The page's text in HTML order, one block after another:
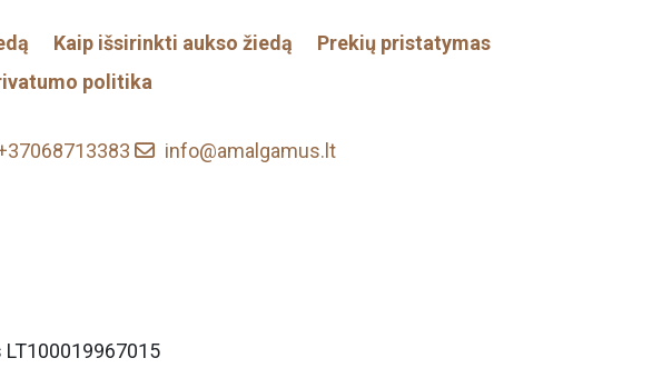
Kaip išsirinkti aukso žiedą
Prekių pristatymas
politika
info@amalgamus.lt
LT100019967015